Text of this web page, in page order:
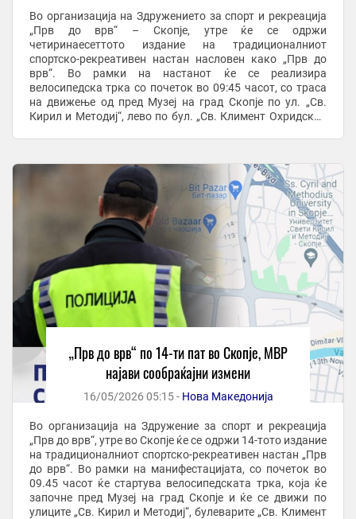
Во организација на Здружението за спорт и рекреација
„Прв до врв“ – Скопје, утре ќе се одржи
четиринаесеттото издание на традиционалниот
спортско-рекреативен настан насловен како „Прв до
врв“. Во рамки на настанот ќе се реализира
велосипедска трка со почеток во 09:45 часот, со траса
на движење од пред Музеј на град Скопје по ул. „Св.
Кирил и Методиј“, лево по бул. „Св. Климент Охридски“,
„Прв до врв“ по 14-ти пат во Скопје, МВР
најави сообраќајни измени
16/05/2026 05:15 - Нова Македонија
Во организација на Здружение за спорт и рекреација
„Прв до врв“, утре во Скопје ќе се одржи 14-тото издание
на традиционалниот спортско-рекреативен настан „Прв
до врв“. Во рамки на манифестацијата, со почеток во
09.45 часот ќе стартува велосипедската трка, која ќе
започне пред Музеј на град Скопје и ќе се движи по
улиците „Св. Кирил и Методиј“, булеварите „Св. Климент